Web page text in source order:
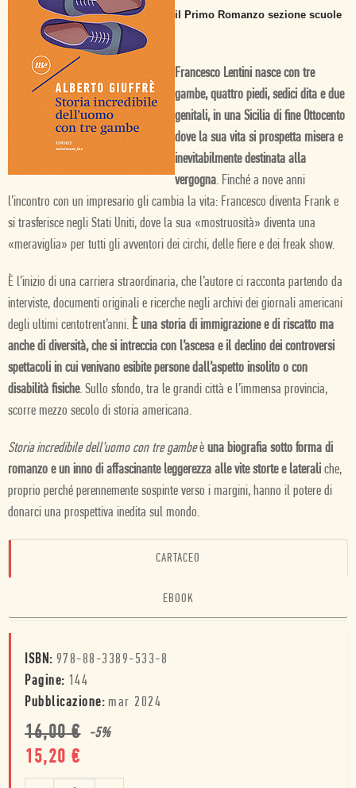
il Primo Romanzo sezione scuole
Francesco Lentini nasce con tre
gambe, quattro piedi, sedici dita e due
genitali, in una Sicilia di fine Ottocento
dove la sua vita si prospetta misera e
inevitabilmente destinata alla
vergogna. Finché a nove anni
l’incontro con un impresario gli cambia la vita: Francesco diventa Frank e
si trasferisce negli Stati Uniti, dove la sua «mostruosità» diventa una
«meraviglia» per tutti gli avventori dei circhi, delle fiere e dei freak show.
È l’inizio di una carriera straordinaria, che l’autore ci racconta partendo da
interviste, documenti originali e ricerche negli archivi dei giornali americani
degli ultimi centotrent’anni. È una storia di immigrazione e di riscatto ma
anche di diversità, che si intreccia con l’ascesa e il declino dei controversi
spettacoli in cui venivano esibite persone dall’aspetto insolito o con
disabilità fisiche. Sullo sfondo, tra le grandi città e l’immensa provincia,
scorre mezzo secolo di storia americana.
Storia incredibile dell’uomo con tre gambeè una biografia sotto forma di
romanzo e un inno di affascinante leggerezza alle vite storte e laterali che,
proprio perché perennemente sospinte verso i margini, hanno il potere di
donarci una prospettiva inedita sul mondo.
CARTACEO
EBOOK
ISBN: 978-88-3389-533-8
Pagine: 144
Pubblicazione: mar 2024
16,00€ -5%
15,20 €